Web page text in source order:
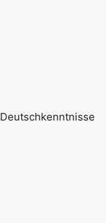
Deutschkenntnisse